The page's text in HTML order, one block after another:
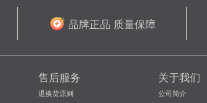
品牌正品 质量保障
售后服务
退换货原则
关于我们
公司简介